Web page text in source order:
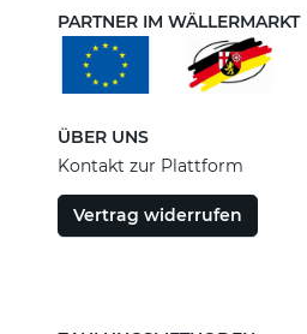
PARTNER IM WÄLLERMARKT
ÜBER UNS
Kontakt zur Plattform
Vertrag widerrufen